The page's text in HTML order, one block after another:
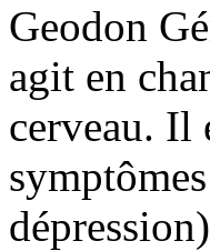
Geodon
agit en
cerveau. Il